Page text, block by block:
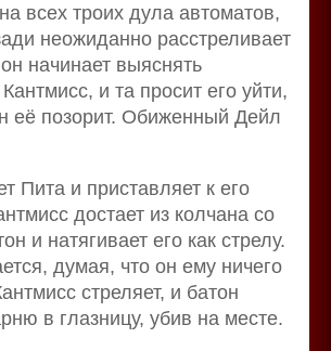
всех троих дула автоматов,
неожиданно расстреливает
начинает выяснять
и та просит его уйти,
её позорит. Обиженный Дейл
Пита и приставляет к его
достает из колчана со
и натягивает его как стрелу.
думая, что он ему ничего
стреляет, и батон
в глазницу, убив на месте.